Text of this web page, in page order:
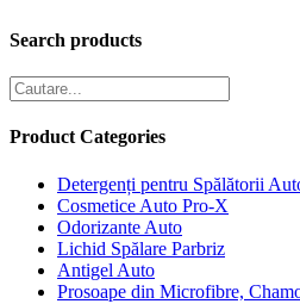
Search products
Product Categories
Detergenți pentru Spălătorii
Cosmetice Auto Pro-X
Odorizante Auto
Lichid Spălare Parbriz
Antigel Auto
Prosoape din Microfibre,